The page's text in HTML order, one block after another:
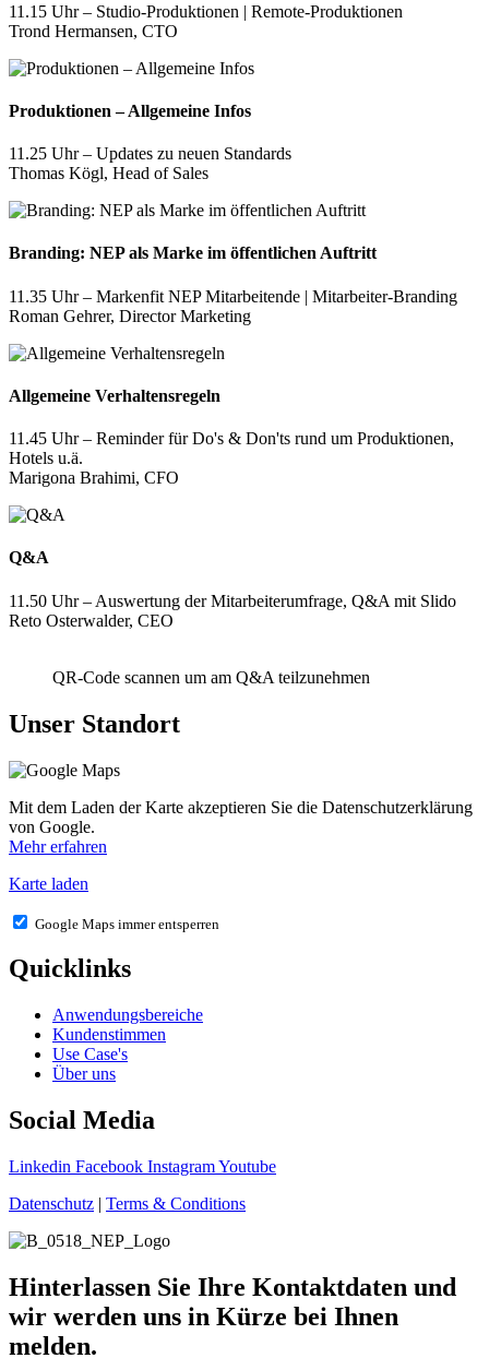
11.15 Uhr – Studio-Produktionen | Remote-Produktionen
Trond Hermansen, CTO
Produktionen – Allgemeine Infos
11.25 Uhr – Updates zu neuen Standards
Thomas Kögl, Head of Sales
Branding: NEP als Marke im öffentlichen Auftritt
11.35 Uhr – Markenfit NEP Mitarbeitende | Mitarbeiter-Branding
Roman Gehrer, Director Marketing
Allgemeine Verhaltensregeln
11.45 Uhr – Reminder für Do's & Don'ts rund um Produktionen,
Hotels u.ä.
Marigona Brahimi, CFO
Q&A
11.50 Uhr – Auswertung der Mitarbeiterumfrage, Q&A mit Slido
Reto Osterwalder, CEO
QR-Code scannen um am Q&A teilzunehmen
Unser Standort
Mit dem Laden der Karte akzeptieren Sie die Datenschutzerklärung
von Google.
Mehr erfahren
Karte laden
Google Maps immer entsperren
Quicklinks
Anwendungsbereiche
Kundenstimmen
Use Case's
Über uns
Social Media
Linkedin Facebook InstagramYoutube
Datenschutz | Terms & Conditions
Hinterlassen Sie Ihre Kontaktdaten und
wir werden uns in Kürze bei Ihnen
melden.